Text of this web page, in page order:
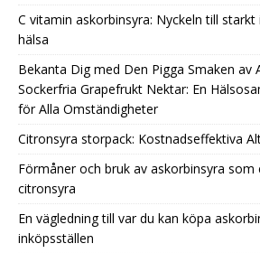
C vitamin askorbinsyra: Nyckeln till
hälsa
Bekanta Dig med Den Pigga Smaken av
Sockerfria Grapefrukt Nektar: En
för Alla Omständigheter
Citronsyra storpack: Kostnadseffektiva
Förmåner och bruk av askorbinsyra
citronsyra
En vägledning till var du kan köpa
inköpsställen